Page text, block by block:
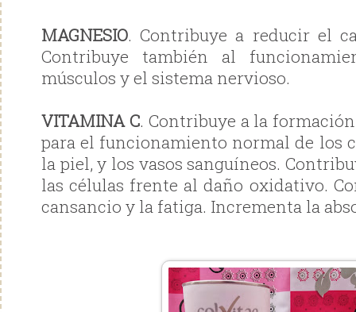
MAGNESIO. Contribuye a reducir el
Contribuye también al
músculos y el sistema nervioso.
VITAMINA C. Contribuye a la
para el funcionamiento normal de los
la piel, y los vasos sanguíneos.
las células frente al daño oxidativo.
cansancio y la fatiga. Incrementa la